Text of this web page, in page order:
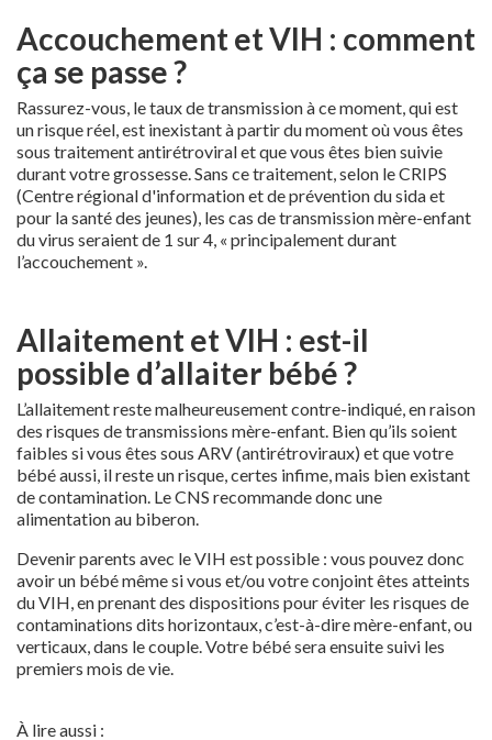
Accouchement et VIH : comment
ça se passe ?
Rassurez-vous, le taux de transmission à ce moment, qui est
un risque réel, est inexistant à partir du moment où vous êtes
sous traitement antirétroviral et que vous êtes bien suivie
durant votre grossesse. Sans ce traitement, selon le CRIPS
(Centre régional d'information et de prévention du sida et
pour la santé des jeunes), les cas de transmission mère-enfant
du virus seraient de 1 sur 4, « principalement durant
l’accouchement ».
Allaitement et VIH : est-il
possible d’allaiter bébé ?
L’allaitement reste malheureusement contre-indiqué, en raison
des risques de transmissions mère-enfant. Bien qu’ils soient
faibles si vous êtes sous ARV (antirétroviraux) et que votre
bébé aussi, il reste un risque, certes infime, mais bien existant
de contamination. Le CNS recommande donc une
alimentation au biberon.
Devenir parents avec le VIH est possible : vous pouvez donc
avoir un bébé même si vous et/ou votre conjoint êtes atteints
du VIH, en prenant des dispositions pour éviter les risques de
contaminations dits horizontaux, c’est-à-dire mère-enfant, ou
verticaux, dans le couple. Votre bébé sera ensuite suivi les
premiers mois de vie.
À lire aussi :